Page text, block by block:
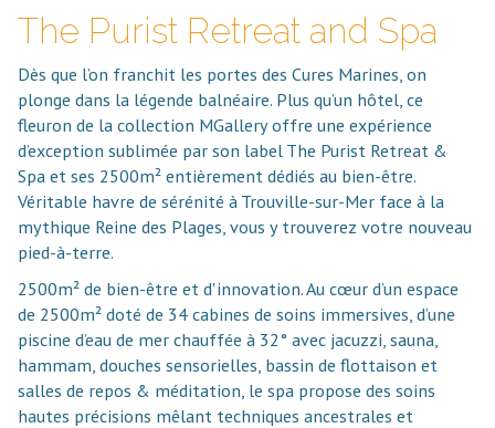
The Purist Retreat and Spa
Dès que l’on franchit les portes des Cures Marines, on
plonge dans la légende balnéaire. Plus qu’un hôtel, ce
fleuron de la collection MGallery offre une expérience
d’exception sublimée par son label The Purist Retreat &
Spa et ses 2500m² entièrement dédiés au bien-être.
Véritable havre de sérénité à Trouville-sur-Mer face à la
mythique Reine des Plages, vous y trouverez votre nouveau
pied-à-terre.
2500m² de bien-être et d'innovation. Au cœur d’un espace
de 2500m² doté de 34 cabines de soins immersives, d’une
piscine d’eau de mer chauffée à 32° avec jacuzzi, sauna,
hammam, douches sensorielles, bassin de flottaison et
salles de repos & méditation, le spa propose des soins
hautes précisions mêlant techniques ancestrales et